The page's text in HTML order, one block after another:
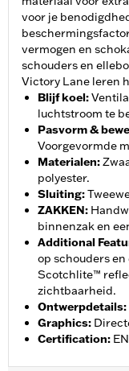
voor je
vermogen en
schouders en
Victory Lane leren
Blijf koel:
luchtstroom te
Pasvorm &
Voorgevormde
Materialen:
polyester.
Sluiting:
ZAKKEN:
binnenzak en
Additional
op schouders
Scotchlite™
zichtbaarheid.
Ontwerpdetails:
Graphics:
Certification: